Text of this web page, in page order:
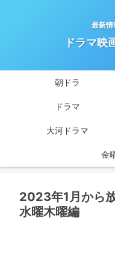
最新情
ドラマ映
朝ドラ
ドラマ
大河ドラマ
金
2023年1月から
水曜木曜編